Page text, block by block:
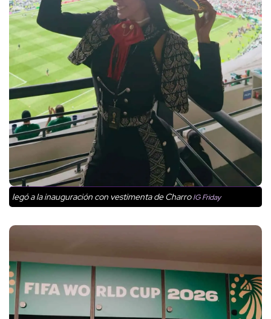
legó a la inauguración con vestimenta de CharroIG Friday